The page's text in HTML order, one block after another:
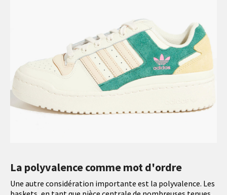
La polyvalence comme mot d'ordre
Une autre considération importante est la polyvalence. Les